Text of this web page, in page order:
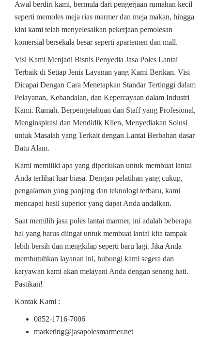
Awal berdiri kami, bermula dari pengerjaan rumahan kecil
seperti memoles meja rias marmer dan meja makan, hingga
kini kami telah menyelesaikan pekerjaan pemolesan
komersial bersekala besar seperti apartemen dan mall.
Visi Kami Menjadi Bisnis Penyedia Jasa Poles Lantai
Terbaik di Setiap Jenis Layanan yang Kami Berikan. Visi
Dicapai Dengan Cara Menetapkan Standar Tertinggi dalam
Pelayanan, Kehandalan, dan Kepercayaan dalam Industri
Kami. Ramah, Berpengetahuan dan Staff yang Profesional,
Menginspirasi dan Mendidik Klien, Menyediakan Solusi
untuk Masalah yang Terkait dengan Lantai Berbahan dasar
Batu Alam.
Kami memiliki apa yang diperlukan untuk membuat lantai
Anda terlihat luar biasa. Dengan pelatihan yang cukup,
pengalaman yang panjang dan teknologi terbaru, kami
mencapai hasil superior yang dapat Anda andalkan.
Saat memilih jasa poles lantai marmer, ini adalah beberapa
hal yang harus diingat untuk membuat lantai kita tampak
lebih bersih dan mengkilap seperti baru lagi. Jika Anda
membutuhkan layanan ini, hubungi kami segera dan
karyawan kami akan melayani Anda dengan senang hati.
Pastikan!
Kontak Kami :
0852-1716-7006
marketing@jasapolesmarmer.net